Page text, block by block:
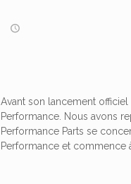
Avant son lancement
Performance. Nous avons
Performance Parts se
Performance et commence